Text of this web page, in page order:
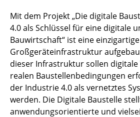
Mit dem Projekt „Die digitale
4.0 als Schlüssel für eine digitale
Bauwirtschaft“ ist eine
Großgeräteinfrastruktur
dieser Infrastruktur sollen
realen Baustellenbedingungen
der Industrie 4.0 als vernetztes
werden. Die Digitale Baustelle
anwendungsorientierte und